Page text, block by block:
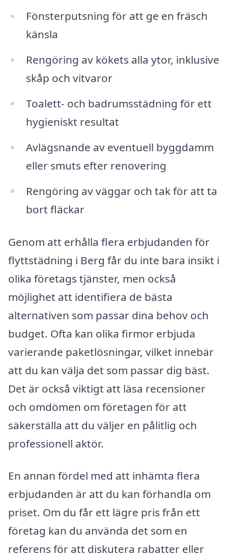
Fönsterputsning för att ge en fräsch
känsla
Rengöring av kökets alla ytor, inklusive
skåp och vitvaror
Toalett- och badrumsstädning för ett
hygieniskt resultat
Avlägsnande av eventuell byggdamm
eller smuts efter renovering
Rengöring av väggar och tak för att ta
bort fläckar
Genom att erhålla flera erbjudanden för
flyttstädning i Berg får du inte bara insikt i
olika företags tjänster, men också
möjlighet att identifiera de bästa
alternativen som passar dina behov och
budget. Ofta kan olika firmor erbjuda
varierande paketlösningar, vilket innebär
att du kan välja det som passar dig bäst.
Det är också viktigt att läsa recensioner
och omdömen om företagen för att
säkerställa att du väljer en pålitlig och
professionell aktör.
En annan fördel med att inhämta flera
erbjudanden är att du kan förhandla om
priset. Om du får ett lägre pris från ett
företag kan du använda det som en
referens för att diskutera rabatter eller